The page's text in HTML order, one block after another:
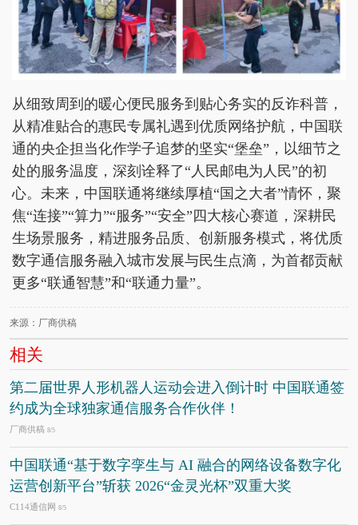
从细致周到的暖心便民服务到贴心务实的反诈科普，
从精准贴合的惠民专属礼遇到优质网络护航，中国联
通的央企担当化作学子追梦的坚实“堡垒”，以细节之
处的服务温度，深刻诠释了“人民邮电为人民”的初
心。未来，中国联通将继续厚植“国之大者”情怀，聚
焦“连接”“算力”“服务”“安全”四大核心赛道，深耕民
生场景服务，精进服务品质、创新服务模式，将优质
数字通信服务融入城市发展与民生点滴，为首都贡献
更多“联通智慧”和“联通力量”。
来源：厂商供稿
相关
第二届世界人形机器人运动会进入倒计时 中国联通签
约成为全球独家通信服务合作伙伴！
厂商供稿 8/5
中国联通“基于数字孪生与 AI 融合的网络设备数字化
运营创新平台”斩获 2026“金灵光杯”双重大奖
C114通信网 8/5